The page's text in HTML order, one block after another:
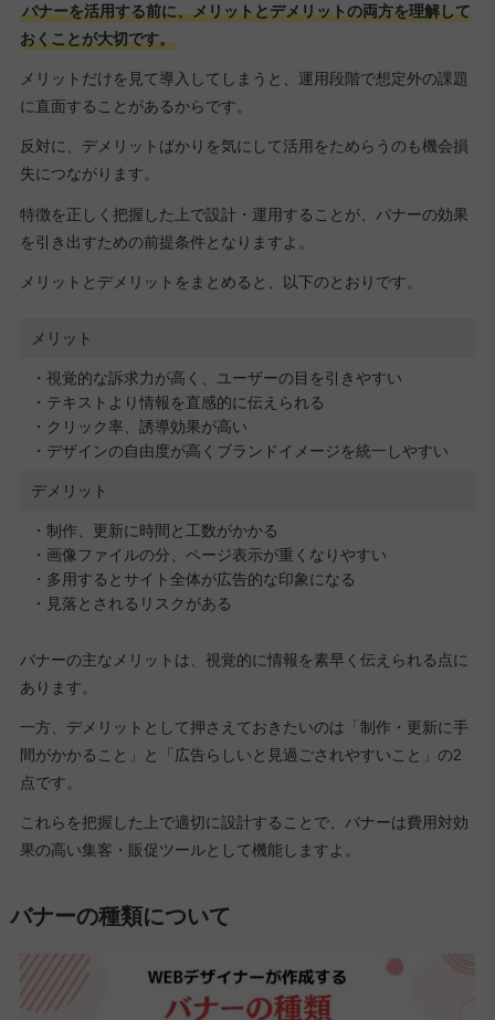
バナーを活用する前に、メリットとデメリットの両方を理解して
おくことが大切です。
メリットだけを見て導入してしまうと、運用段階で想定外の課題
に直面することがあるからです。
反対に、デメリットばかりを気にして活用をためらうのも機会損
失につながります。
特徴を正しく把握した上で設計・運用することが、バナーの効果
を引き出すための前提条件となりますよ。
メリットとデメリットをまとめると、以下のとおりです。
メリット
・視覚的な訴求力が高く、ユーザーの目を引きやすい
・テキストより情報を直感的に伝えられる
・クリック率、誘導効果が高い
・デザインの自由度が高くブランドイメージを統一しやすい
デメリット
・制作、更新に時間と工数がかかる
・画像ファイルの分、ページ表示が重くなりやすい
・多用するとサイト全体が広告的な印象になる
・見落とされるリスクがある
バナーの主なメリットは、視覚的に情報を素早く伝えられる点に
あります。
一方、デメリットとして押さえておきたいのは「制作・更新に手
間がかかること」と「広告らしいと見過ごされやすいこと」の2
点です。
これらを把握した上で適切に設計することで、バナーは費用対効
果の高い集客・販促ツールとして機能しますよ。
バナーの種類について